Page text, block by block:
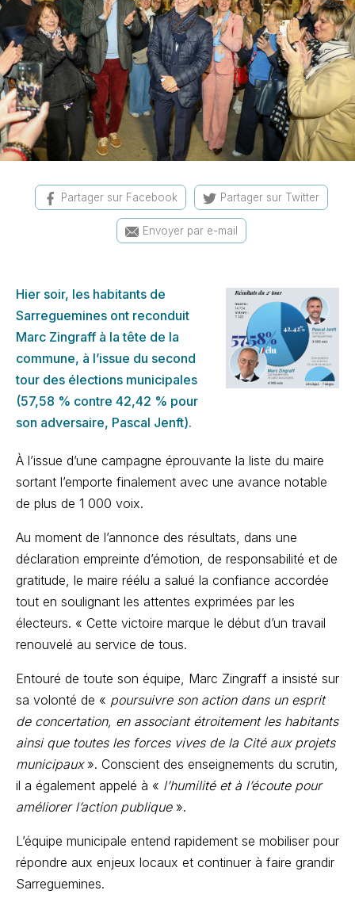
Partager sur Facebook Partager sur Twitter
Envoyer par e-mail
Hier soir, les habitants de
Sarreguemines ont reconduit
Marc Zingraff à la tête de la
commune, à l’issue du second
tour des élections municipales
(57,58 % contre 42,42 % pour
son adversaire, Pascal Jenft).
À l’issue d’une campagne éprouvante la liste du maire
sortant l’emporte finalement avec une avance notable
de plus de 1 000 voix.
Au moment de l’annonce des résultats, dans une
déclaration empreinte d’émotion, de responsabilité et de
gratitude, le maire réélu a salué la confiance accordée
tout en soulignant les attentes exprimées par les
électeurs. « Cette victoire marque le début d’un travail
renouvelé au service de tous.
Entouré de toute son équipe, Marc Zingraff a insisté sur
sa volonté de « poursuivre son action dans un esprit
de concertation, en associant étroitement les habitants
ainsi que toutes les forces vives de la Cité aux projets
municipaux». Conscient des enseignements du scrutin,
il a également appelé à « l’humilité et à l’écoute pour
améliorer l’action publique ».
L’équipe municipale entend rapidement se mobiliser pour
répondre aux enjeux locaux et continuer à faire grandir
Sarreguemines.